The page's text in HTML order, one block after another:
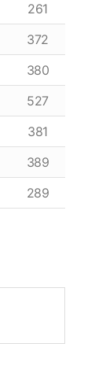
261
372
380
527
381
389
289